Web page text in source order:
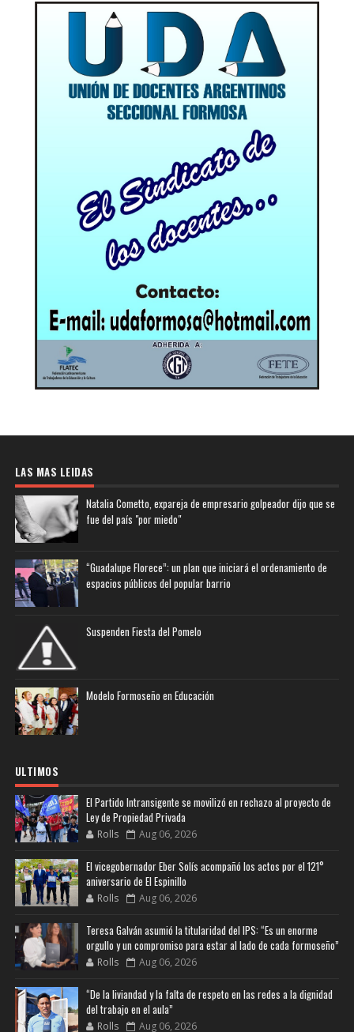
LAS MAS LEIDAS
Natalia Cometto, expareja de empresario golpeador dijo que se
fue del país "por miedo"
“Guadalupe Florece”: un plan que iniciará el ordenamiento de
espacios públicos del popular barrio
Suspenden Fiesta del Pomelo
Modelo Formoseño en Educación
ULTIMOS
El Partido Intransigente se movilizó en rechazo al proyecto de
Ley de Propiedad Privada
Rolls Aug 06, 2026
El vicegobernador Eber Solís acompañó los actos por el 121°
aniversario de El Espinillo
Rolls Aug 06, 2026
Teresa Galván asumió la titularidad del IPS: “Es un enorme
orgullo y un compromiso para estar al lado de cada formoseño”
Rolls Aug 06, 2026
“De la liviandad y la falta de respeto en las redes a la dignidad
del trabajo en el aula”
Rolls Aug 06, 2026